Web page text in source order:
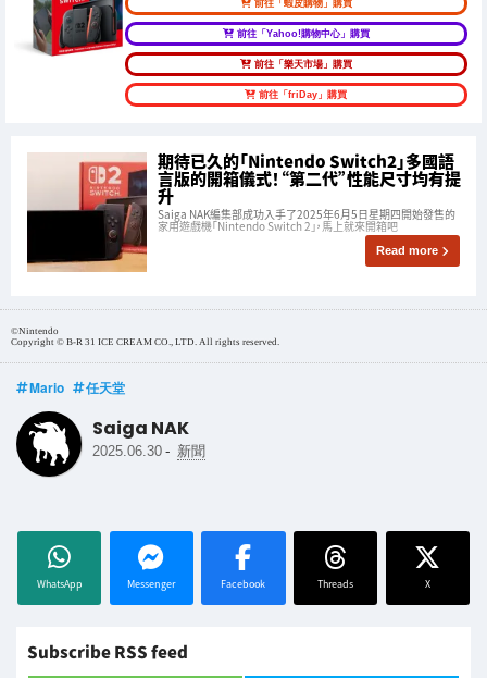
前往「蝦皮購物」購買
前往「Yahoo!購物中心」購買
前往「樂天市場」購買
前往「friDay」購買
期待已久的「Nintendo Switch2」多國語
言版的開箱儀式！“第二代”性能尺寸均有提
升
Saiga NAK編集部成功入手了2025年6月5日星期四開始發售的
家用遊戲機「Nintendo Switch 2」，馬上就來開箱吧
Read more
©Nintendo
Copyright © B-R 31 ICE CREAM CO., LTD. All rights reserved.
Mario 任天堂
Saiga NAK
2025.06.30 - 新聞
WhatsApp Messenger Facebook Threads X
Subscribe RSS feed